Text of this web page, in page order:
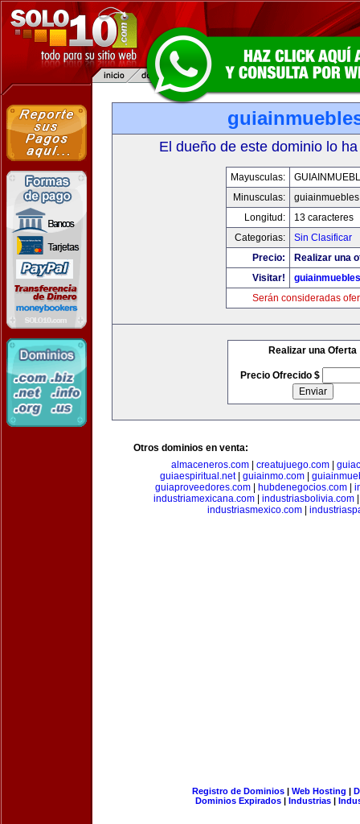
El dueño de este dominio lo
Mayusculas:
Minusculas:
Longitud:
13 caracteres
Categorias:
Sin Clasificar
Precio:
Realizar una
Visitar!
Serán consideradas
Realizar una Oferta
Precio Ofrecido $
Otros dominios en venta:
almaceneros.com
creatujuego.com
guiaespiritual.net| guiainmo.com
guiaproveedores.com
hubdenegocios.com
industriamexicana.com| industriasbolivia.com
industriasmexico.com|
Registro de Dominios| Web Hosting |
Dominios Expirados | Industrias |